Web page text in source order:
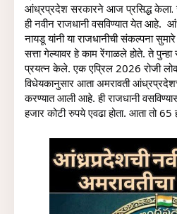
आंध्रप्रदेश सरकारने आज प्रसिद्ध केला.
ही नवीन राजधानी वसविण्यात येत आहे.
नायडू यांनी या राजधानीची संकल्पना सुमारे
सत्ता गेल्यावर हे काम रेंगाळले होते. ते पुन्हा
प्रयत्न केले. एक एप्रिल 2026 रोजी
विधेयकानुसार आता अमरावती
करण्यात आली आहे. ही राजधानी
हजार कोटी रुपये एवढा होता. आता तो